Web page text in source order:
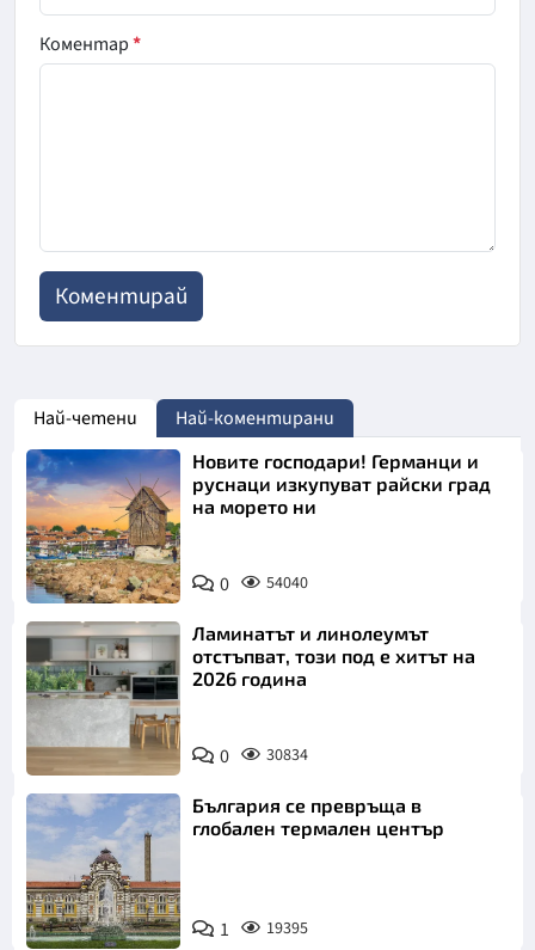
Коментар*
Най-четени Най-коментирани
Новите господари! Германци и
руснаци изкупуват райски град
на морето ни
0 54040
Ламинатът и линолеумът
отстъпват, този под е хитът на
2026 година
0 30834
България се превръща в
глобален термален център
1 19395